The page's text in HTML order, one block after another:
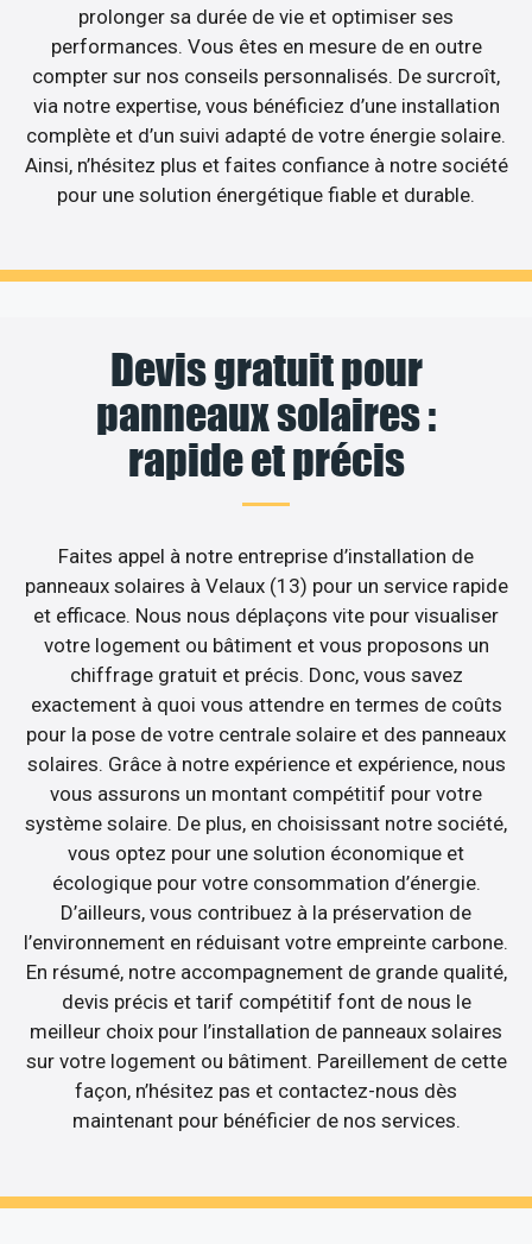
prolonger sa durée de vie et optimiser ses
performances. Vous êtes en mesure de en outre
compter sur nos conseils personnalisés. De surcroît,
via notre expertise, vous bénéficiez d’une installation
complète et d’un suivi adapté de votre énergie solaire.
Ainsi, n’hésitez plus et faites confiance à notre société
pour une solution énergétique fiable et durable.
Devis gratuit pour
panneaux solaires :
rapide et précis
Faites appel à notre entreprise d’installation de
panneaux solaires à Velaux (13) pour un service rapide
et efficace. Nous nous déplaçons vite pour visualiser
votre logement ou bâtiment et vous proposons un
chiffrage gratuit et précis. Donc, vous savez
exactement à quoi vous attendre en termes de coûts
pour la pose de votre centrale solaire et des panneaux
solaires. Grâce à notre expérience et expérience, nous
vous assurons un montant compétitif pour votre
système solaire. De plus, en choisissant notre société,
vous optez pour une solution économique et
écologique pour votre consommation d’énergie.
D’ailleurs, vous contribuez à la préservation de
l’environnement en réduisant votre empreinte carbone.
En résumé, notre accompagnement de grande qualité,
devis précis et tarif compétitif font de nous le
meilleur choix pour l’installation de panneaux solaires
sur votre logement ou bâtiment. Pareillement de cette
façon, n’hésitez pas et contactez-nous dès
maintenant pour bénéficier de nos services.